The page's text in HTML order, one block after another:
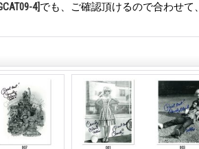
4]でも、ご確認頂けるので合わせて、